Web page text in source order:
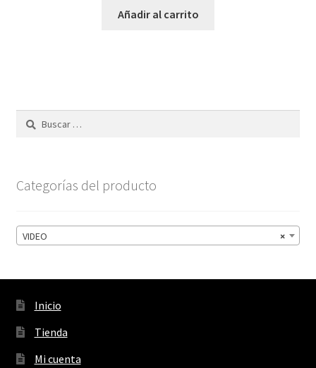
Añadir al carrito
Buscar:
Categorías del producto
×
VIDEO
Inicio
Tienda
Mi cuenta